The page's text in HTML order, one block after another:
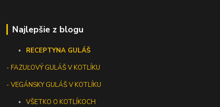
Najlepšie z blogu
RECEPTYNA GULÁŠ
-FAZUĽOVÝ GULÁŠ V KOTLÍKU
- VEGÁNSKY GULÁŠ V KOTLÍKU
VŠETKO O KOTLÍKOCH